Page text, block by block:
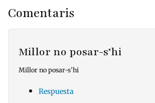
Comentaris
Millor no posar-s’hi
Millor no posar-s’hi
Respuesta